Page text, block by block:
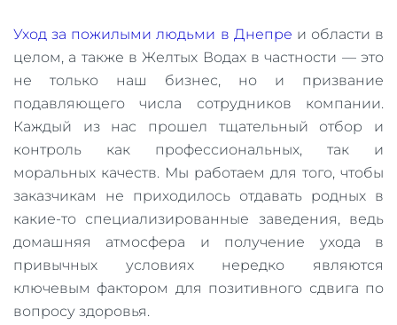
Уход за пожилыми людьми в Днепре и области в
целом, а также в Желтых Водах в частности — это
не только наш бизнес, но и призвание
подавляющего числа сотрудников компании.
Каждый из нас прошел тщательный отбор и
контроль как профессиональных, так и
моральных качеств. Мы работаем для того, чтобы
заказчикам не приходилось отдавать родных в
какие-то специализированные заведения, ведь
домашняя атмосфера и получение ухода в
привычных условиях нередко являются
ключевым фактором для позитивного сдвига по
вопросу здоровья.